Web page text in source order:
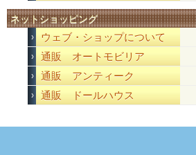
ネットショッピング
ウェブ・ショップについて
通販 オートモビリア
通販 アンティーク
通販 ドールハウス